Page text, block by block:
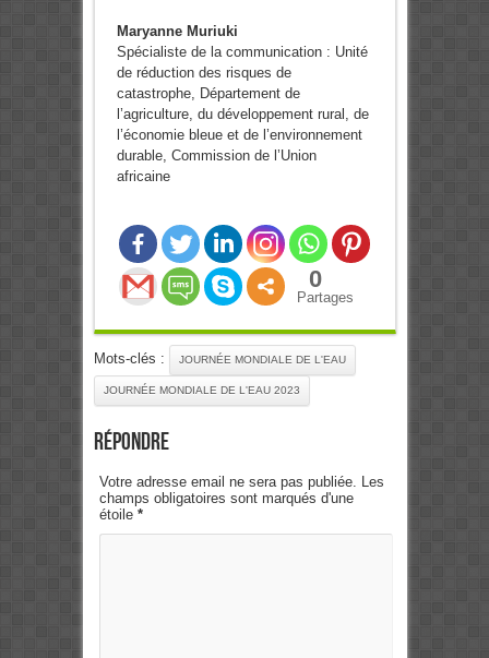
Maryanne Muriuki
Spécialiste de la communication : Unité
de réduction des risques de
catastrophe, Département de
l’agriculture, du développement rural, de
l’économie bleue et de l’environnement
durable, Commission de l’Union
africaine
0
Partages
Mots-clés : JOURNÉE MONDIALE DE L'EAU
JOURNÉE MONDIALE DE L'EAU 2023
Répondre
Votre adresse email ne sera pas publiée. Les
champs obligatoires sont marqués d'une
étoile *